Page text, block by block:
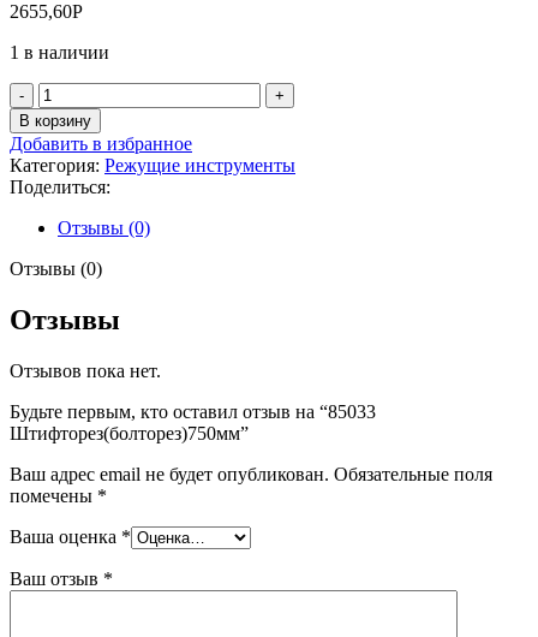
2655,60Р
1 в наличии
Количество
товара
85033
Штифторез(болторез)750мм
В корзину
Добавить в избранное
Категория: Режущие инструменты
Поделиться:
Отзывы (0)
Отзывы (0)
Отзывы
Отзывов пока нет.
Будьте первым, кто оставил отзыв на “85033
Штифторез(болторез)750мм”
Ваш адрес email не будет опубликован. Обязательные поля
помечены *
Ваша оценка *
Ваш отзыв *